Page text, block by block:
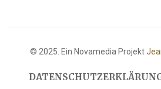
© 2025. Ein Novamedia Projekt